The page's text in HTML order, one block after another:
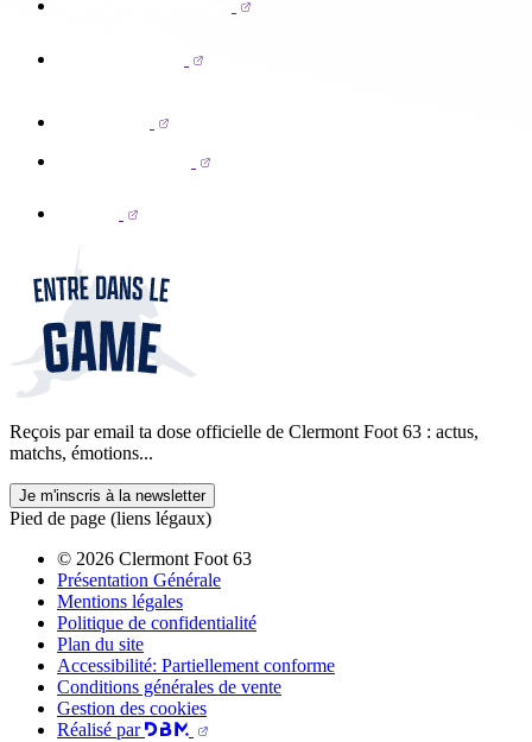
Reçois par email ta dose officielle de Clermont Foot 63 : actus,
matchs, émotions...
Je m'inscris à la newsletter
Pied de page (liens légaux)
© 2026 Clermont Foot 63
Présentation Générale
Mentions légales
Politique de confidentialité
Plan du site
Accessibilité: Partiellement conforme
Conditions générales de vente
Gestion des cookies
Réalisé par